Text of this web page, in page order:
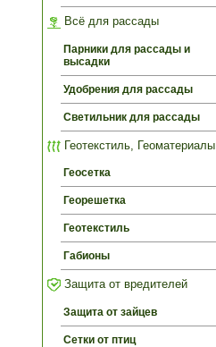
Всё для рассады
Парники для рассады и
высадки
Удобрения для рассады
Светильник для рассады
Геотекстиль, Геоматериалы
Геосетка
Георешетка
Геотекстиль
Габионы
Защита от вредителей
Защита от зайцев
Сетки от птиц